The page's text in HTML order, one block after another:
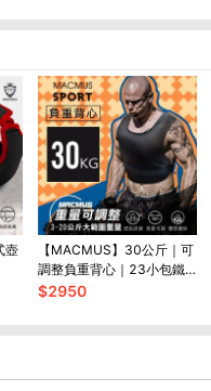
壺
【MACMUS】30公斤｜可
調整負重背心｜23小包鐵
砂
$2950